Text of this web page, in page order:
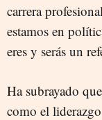
carrera
estamos en
eres y serás un
Ha subrayado
como el